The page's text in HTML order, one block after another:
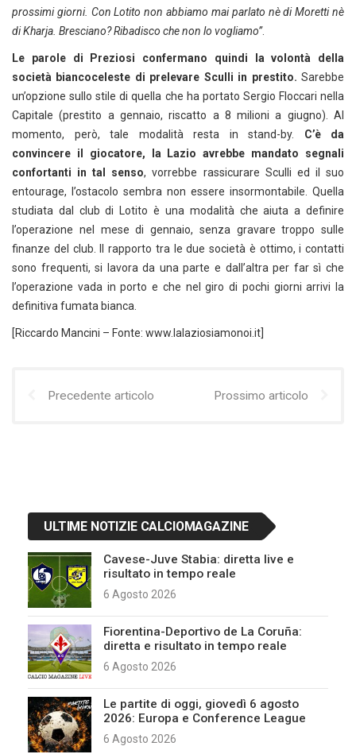
prossimi giorni. Con Lotito non abbiamo mai parlato nè di Moretti nè
di Kharja. Bresciano? Ribadisco che non lo vogliamo”.
Le parole di Preziosi confermano quindi la volontà della
società biancoceleste di prelevare Sculli in prestito. Sarebbe
un’opzione sullo stile di quella che ha portato Sergio Floccari nella
Capitale (prestito a gennaio, riscatto a 8 milioni a giugno). Al
momento, però, tale modalità resta in stand-by. C’è da
convincere il giocatore, la Lazio avrebbe mandato segnali
confortanti in tal senso, vorrebbe rassicurare Sculli ed il suo
entourage, l’ostacolo sembra non essere insormontabile. Quella
studiata dal club di Lotito è una modalità che aiuta a definire
l’operazione nel mese di gennaio, senza gravare troppo sulle
finanze del club. Il rapporto tra le due società è ottimo, i contatti
sono frequenti, si lavora da una parte e dall’altra per far sì che
l’operazione vada in porto e che nel giro di pochi giorni arrivi la
definitiva fumata bianca.
[Riccardo Mancini – Fonte: www.lalaziosiamonoi.it]
Precedente articolo Prossimo articolo
ULTIME NOTIZIE CALCIOMAGAZINE
Cavese-Juve Stabia: diretta live e
risultato in tempo reale
6 Agosto 2026
Fiorentina-Deportivo de La Coruña:
diretta e risultato in tempo reale
6 Agosto 2026
Le partite di oggi, giovedì 6 agosto
2026: Europa e Conference League
6 Agosto 2026